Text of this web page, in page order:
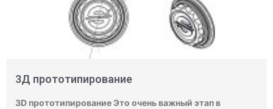
3Д прототипирование
3D прототипирование Это очень важный этап в